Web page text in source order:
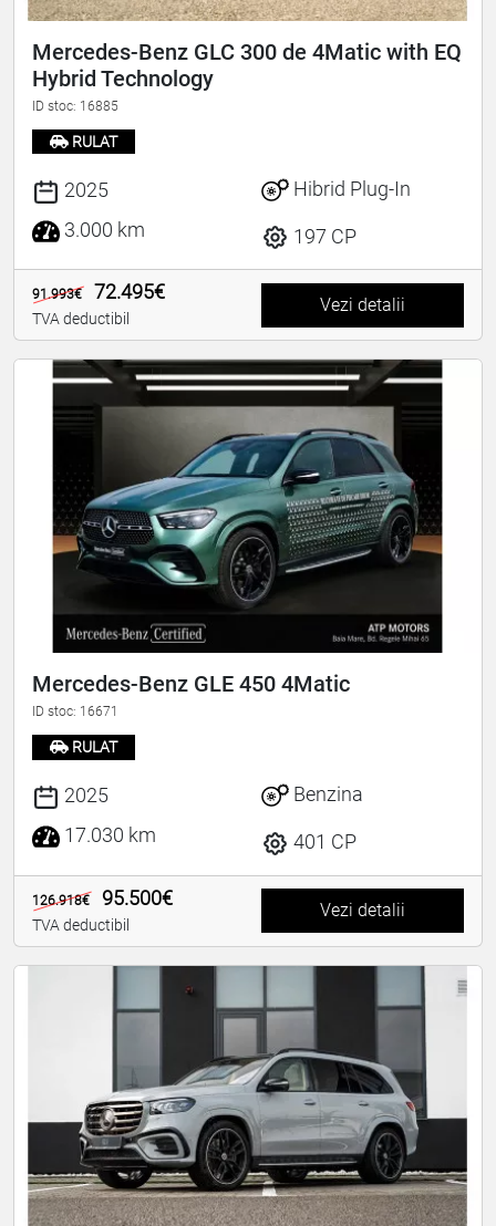
Mercedes-Benz GLC 300 de 4Matic with EQ
Hybrid Technology
ID stoc: 16885
RULAT
2025
3.000 km
Hibrid Plug-In
197 CP
91.993€ 72.495€
TVA deductibil
Vezi detalii
Mercedes-Benz GLE 450 4Matic
ID stoc: 16671
RULAT
2025
17.030 km
Benzina
401 CP
126.918€ 95.500€
TVA deductibil
Vezi detalii